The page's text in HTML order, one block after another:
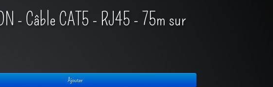
- Câble CAT5 - RJ45 - 75m sur
Ajouter